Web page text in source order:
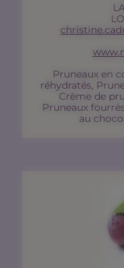
Pruneaux en
réhydratés,
Crème de
Pruneaux
au